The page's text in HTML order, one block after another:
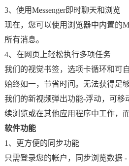
3、使用Messenger即时聊天和浏览
现在，您可以使用浏览器中内置的
所有消息。
4、在网页上轻松执行多项任务
我们的视觉书签，选项卡循环和可
始终如一，节省时间。无法获得足
我们的新视频弹出功能-浮动，可移
续浏览或在其他应用程序中工作，
软件功能
1、更方便的同步功能
只需登录您的帐户，同步浏览数据